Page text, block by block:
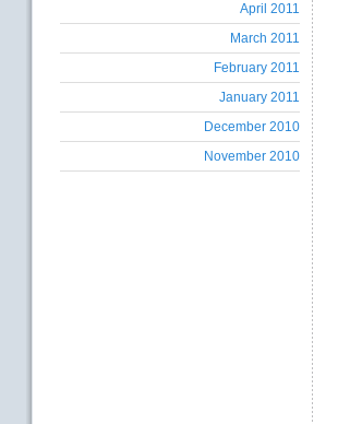
April 2011
March 2011
February 2011
January 2011
December 2010
November 2010